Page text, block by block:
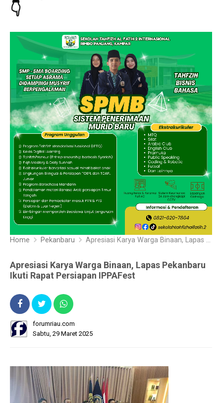
👇
Home Pekanbaru Apresiasi Karya Warga Binaan, Lapas Pekanbaru Ikuti Rapat Persiapan IPPAFest
Apresiasi Karya Warga Binaan, Lapas Pekanbaru
Ikuti Rapat Persiapan IPPAFest
forumriau.com
Sabtu, 29 Maret 2025